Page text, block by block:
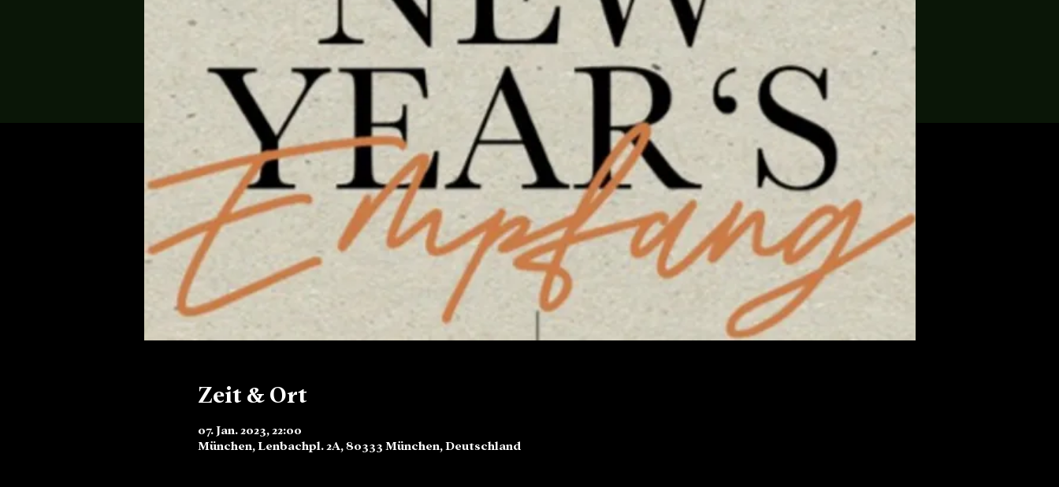
Zeit & Ort
07. Jan. 2023, 22:00
München, Lenbachpl. 2A, 80333 München, Deutschland